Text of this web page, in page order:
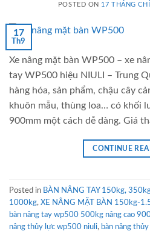
POSTED ON 17 THÁNG
17
Th9
Xe nâng mặt bàn WP500 – xe
tay WP500 hiệu NIULI – Trung
hàng hóa, sản phẩm, chậu cây
khuôn mẫu, thùng loa… có khối
900mm một cách dễ dàng. Giá
CONTINUE
Posted in BÀN NÂNG TAY 150kg,
1000kg, XE NÂNG MẶT BÀN 150kg-
bàn nâng tay wp500 500kg nâng cao
nâng thủy lực wp500 niuli, bàn nâng